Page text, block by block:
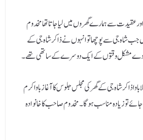
عقیدت سے ہمارے گھروں میں لیا جاتا تھا مخدوم
جب شاہ جی سے پوچھا تو انہوں نے ذاکر شاہ جی کے
خانوادے مشکل وقتوں کے ایک دوسرے کے ساتھی تھے۔
ذاکر شاہ جی کے گھر کی مجلس جلوس کا آغاز باوا کرم
تو زیادہ مناسب ہو گا۔مخدوم صاحب کا خانوادہ